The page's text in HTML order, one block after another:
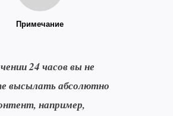
Примечание
24 часов вы не
высылать абсолютно
например,